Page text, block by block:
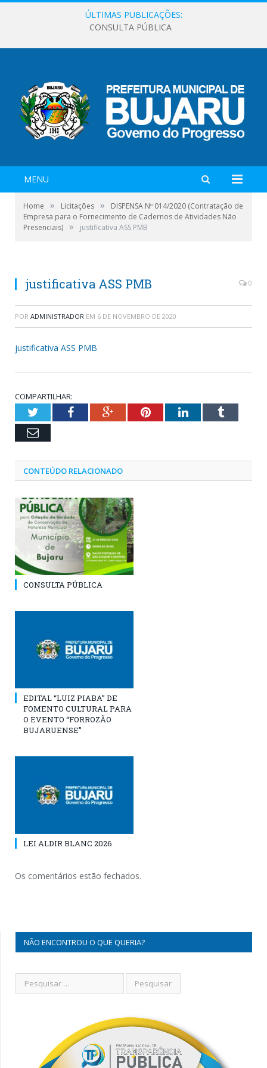
ÚLTIMAS PUBLICAÇÕES:
CONSULTA PÚBLICA
MENU
Home » Licitações »
DISPENSA Nº 014/2020 (Contratação de
Empresa para o Fornecimento de Cadernos de Atividades Não
Presenciais) » justificativa ASS PMB
justificativa ASS PMB 0
POR ADMINISTRADOR EM 6 DE NOVEMBRO DE 2020
justificativa ASS PMB
COMPARTILHAR:
TwitterFacebookGoogle+PinterestLinkedInTumblr
Email
CONTEÚDO RELACIONADO
CONSULTA PÚBLICA
EDITAL “LUIZ PIABA” DE
FOMENTO CULTURAL PARA
O EVENTO “FORROZÃO
BUJARUENSE”
LEI ALDIR BLANC 2026
Os comentários estão fechados.
NÃO ENCONTROU O QUE QUERIA?